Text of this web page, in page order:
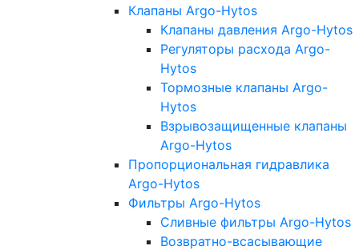
Клапаны Argo-Hytos
Клапаны давления Argo-Hytos
Регуляторы расхода Argo-
Hytos
Тормозные клапаны Argo-
Hytos
Взрывозащищенные клапаны
Argo-Hytos
Пропорциональная гидравлика
Argo-Hytos
Фильтры Argo-Hytos
Сливные фильтры Argo-Hytos
Возвратно-всасывающие